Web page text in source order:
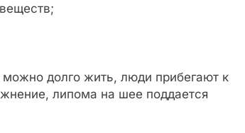
долго жить, люди прибегают к
липома на шее поддается